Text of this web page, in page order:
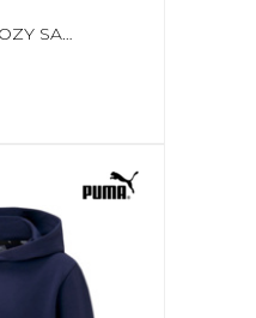
SANDAŁY PUMA COZY SANDAL WNS CZARNE 375213 01